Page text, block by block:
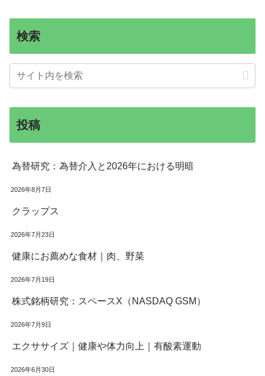
検索
投稿
為替研究：為替介入と2026年における明暗
2026年8月7日
クラップス
2026年7月23日
健康にお薦めな食材｜肉、野菜
2026年7月19日
株式銘柄研究：スペースX（NASDAQ GSM）
2026年7月9日
エクササイズ｜健康や体力向上｜有酸素運動
2026年6月30日